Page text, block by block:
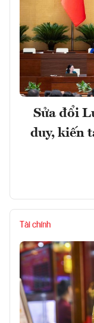
Sửa đổi
duy, kiến
Tài chính